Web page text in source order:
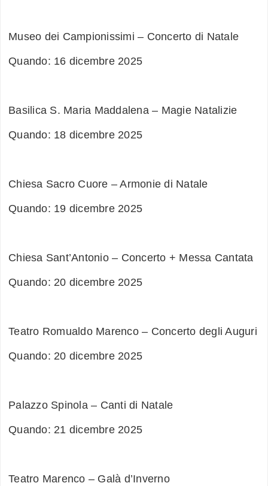
Museo dei Campionissimi – Concerto di Natale
Quando: 16 dicembre 2025
Basilica S. Maria Maddalena – Magie Natalizie
Quando: 18 dicembre 2025
Chiesa Sacro Cuore – Armonie di Natale
Quando: 19 dicembre 2025
Chiesa Sant’Antonio – Concerto + Messa Cantata
Quando: 20 dicembre 2025
Teatro Romualdo Marenco – Concerto degli Auguri
Quando: 20 dicembre 2025
Palazzo Spinola – Canti di Natale
Quando: 21 dicembre 2025
Teatro Marenco – Galà d’Inverno